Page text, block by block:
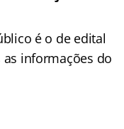
é o de edital
informações do